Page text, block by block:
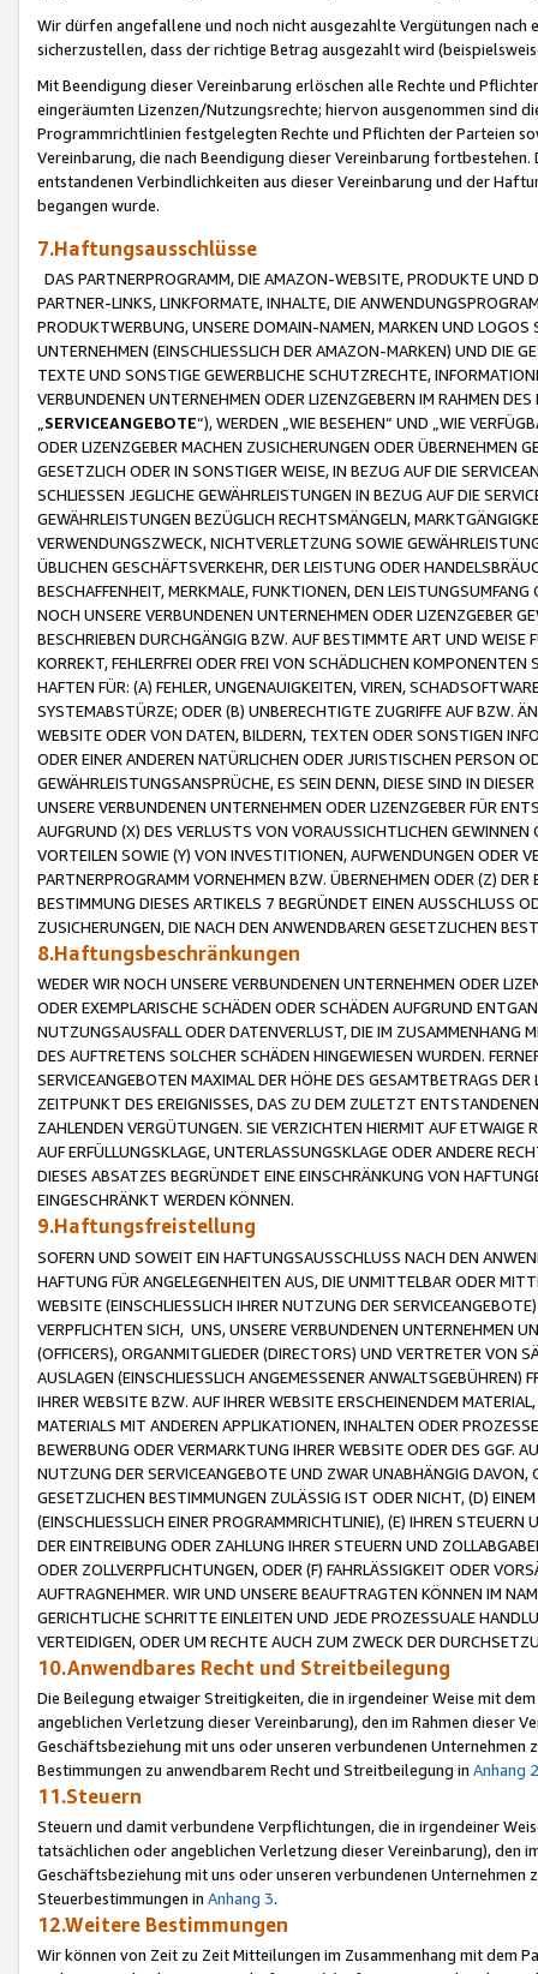
Wir dürfen angefallene und noch nicht ausgezahlte Vergütungen
sicherzustellen, dass der richtige Betrag ausgezahlt wird
Mit Beendigung dieser Vereinbarung erlöschen alle Rechte und
eingeräumten Lizenzen/Nutzungsrechte; hiervon ausgenommen sind
Programmrichtlinien festgelegten Rechte und Pflichten der Parteien
Vereinbarung, die nach Beendigung dieser Vereinbarung
entstandenen Verbindlichkeiten aus dieser Vereinbarung und der
begangen wurde.
7.Haftungsausschlüsse
DAS PARTNERPROGRAMM, DIE AMAZON-WEBSITE, PRODUKTE UND
PARTNER-LINKS, LINKFORMATE, INHALTE, DIE
PRODUKTWERBUNG, UNSERE DOMAIN-NAMEN, MARKEN UND
UNTERNEHMEN (EINSCHLIESSLICH DER AMAZON-MARKEN) UND DIE
TEXTE UND SONSTIGE GEWERBLICHE SCHUTZRECHTE,
VERBUNDENEN UNTERNEHMEN ODER LIZENZGEBERN IM RAHMEN
SERVICEANGEBOTE“), WERDEN „WIE BESEHEN“ UND „WIE
ODER LIZENZGEBER MACHEN ZUSICHERUNGEN ODER ÜBERNEHMEN
GESETZLICH ODER IN SONSTIGER WEISE, IN BEZUG AUF DIE
SCHLIESSEN JEGLICHE GEWÄHRLEISTUNGEN IN BEZUG AUF DIE
GEWÄHRLEISTUNGEN BEZÜGLICH RECHTSMÄNGELN,
VERWENDUNGSZWECK, NICHTVERLETZUNG SOWIE
ÜBLICHEN GESCHÄFTSVERKEHR, DER LEISTUNG ODER
BESCHAFFENHEIT, MERKMALE, FUNKTIONEN, DEN
NOCH UNSERE VERBUNDENEN UNTERNEHMEN ODER LIZENZGEBER
BESCHRIEBEN DURCHGÄNGIG BZW. AUF BESTIMMTE ART UND
KORREKT, FEHLERFREI ODER FREI VON SCHÄDLICHEN
HAFTEN FÜR: (A) FEHLER, UNGENAUIGKEITEN, VIREN,
SYSTEMABSTÜRZE; ODER (B) UNBERECHTIGTE ZUGRIFFE AUF BZW.
WEBSITE ODER VON DATEN, BILDERN, TEXTEN ODER SONSTIGEN
ODER EINER ANDEREN NATÜRLICHEN ODER JURISTISCHEN PERSON
GEWÄHRLEISTUNGSANSPRÜCHE, ES SEIN DENN, DIESE SIND IN
UNSERE VERBUNDENEN UNTERNEHMEN ODER LIZENZGEBER FÜR
AUFGRUND (X) DES VERLUSTS VON VORAUSSICHTLICHEN
VORTEILEN SOWIE (Y) VON INVESTITIONEN, AUFWENDUNGEN ODER
PARTNERPROGRAMM VORNEHMEN BZW. ÜBERNEHMEN ODER (Z)
BESTIMMUNG DIESES ARTIKELS 7 BEGRÜNDET EINEN AUSSCHLUSS
ZUSICHERUNGEN, DIE NACH DEN ANWENDBAREN GESETZLICHEN
8.Haftungsbeschränkungen
WEDER WIR NOCH UNSERE VERBUNDENEN UNTERNEHMEN ODER
ODER EXEMPLARISCHE SCHÄDEN ODER SCHÄDEN AUFGRUND
NUTZUNGSAUSFALL ODER DATENVERLUST, DIE IM ZUSAMMENHANG
DES AUFTRETENS SOLCHER SCHÄDEN HINGEWIESEN WURDEN.
SERVICEANGEBOTEN MAXIMAL DER HÖHE DES GESAMTBETRAGS
ZEITPUNKT DES EREIGNISSES, DAS ZU DEM ZULETZT
ZAHLENDEN VERGÜTUNGEN. SIE VERZICHTEN HIERMIT AUF
AUF ERFÜLLUNGSKLAGE, UNTERLASSUNGSKLAGE ODER ANDERE
DIESES ABSATZES BEGRÜNDET EINE EINSCHRÄNKUNG VON
EINGESCHRÄNKT WERDEN KÖNNEN.
9.Haftungsfreistellung
SOFERN UND SOWEIT EIN HAFTUNGSAUSSCHLUSS NACH DEN
HAFTUNG FÜR ANGELEGENHEITEN AUS, DIE UNMITTELBAR ODER
WEBSITE (EINSCHLIESSLICH IHRER NUTZUNG DER
VERPFLICHTEN SICH, UNS, UNSERE VERBUNDENEN UNTERNEHMEN
(OFFICERS), ORGANMITGLIEDER (DIRECTORS) UND VERTRETER VON
AUSLAGEN (EINSCHLIESSLICH ANGEMESSENER
IHRER WEBSITE BZW. AUF IHRER WEBSITE ERSCHEINENDEM
MATERIALS MIT ANDEREN APPLIKATIONEN, INHALTEN ODER
BEWERBUNG ODER VERMARKTUNG IHRER WEBSITE ODER DES GGF.
NUTZUNG DER SERVICEANGEBOTE UND ZWAR UNABHÄNGIG
GESETZLICHEN BESTIMMUNGEN ZULÄSSIG IST ODER NICHT, (D)
(EINSCHLIESSLICH EINER PROGRAMMRICHTLINIE), (E) IHREN
DER EINTREIBUNG ODER ZAHLUNG IHRER STEUERN UND
ODER ZOLLVERPFLICHTUNGEN, ODER (F) FAHRLÄSSIGKEIT ODER
AUFTRAGNEHMER. WIR UND UNSERE BEAUFTRAGTEN KÖNNEN IM
GERICHTLICHE SCHRITTE EINLEITEN UND JEDE PROZESSUALE
VERTEIDIGEN, ODER UM RECHTE AUCH ZUM ZWECK DER
10.Anwendbares Recht und Streitbeilegung
Die Beilegung etwaiger Streitigkeiten, die in irgendeiner Weise mit
angeblichen Verletzung dieser Vereinbarung), den im Rahmen dieser
Geschäftsbeziehung mit uns oder unseren verbundenen
Bestimmungen zu anwendbarem Recht und Streitbeilegung in Anhang 2
11.Steuern
Steuern und damit verbundene Verpflichtungen, die in irgendeiner
tatsächlichen oder angeblichen Verletzung dieser Vereinbarung), den
Geschäftsbeziehung mit uns oder unseren verbundenen
Steuerbestimmungen in Anhang 3.
12.Weitere Bestimmungen
Wir können von Zeit zu Zeit Mitteilungen im Zusammenhang mit dem